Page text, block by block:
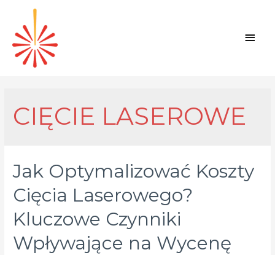
Main
CIĘCIE LASEROWE
Jak Optymalizować Koszty
Cięcia Laserowego?
Kluczowe Czynniki
Wpływające na Wycenę